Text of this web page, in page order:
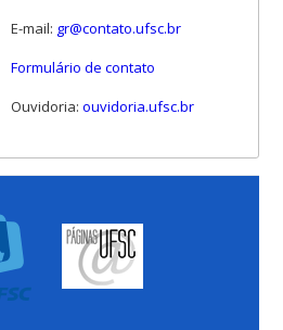
E-mail: gr@contato.ufsc.br
Formulário de contato
Ouvidoria: ouvidoria.ufsc.br